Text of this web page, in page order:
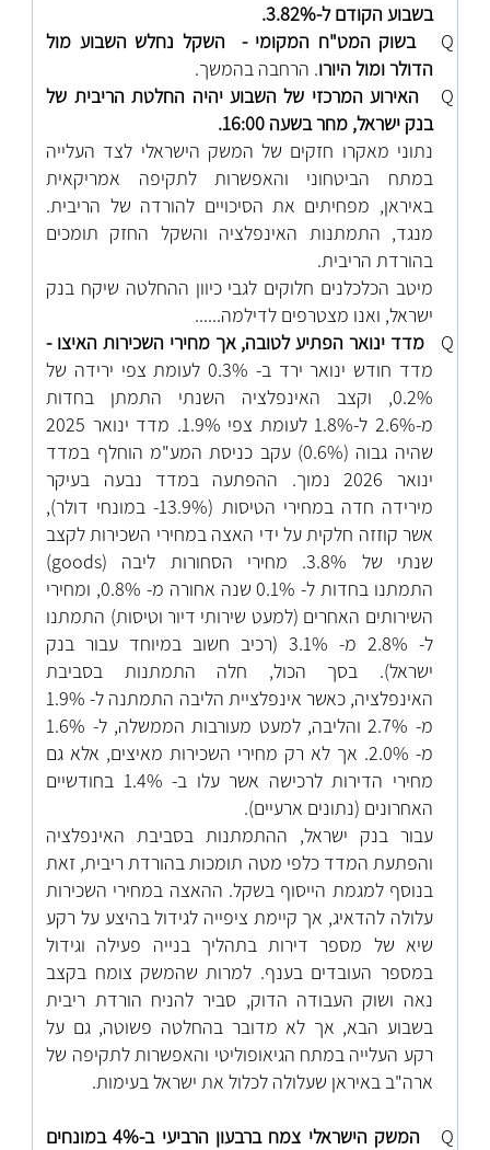
בשבוע הקודם ל-3.82%.
Q
בשוק המט"ח המקומי -
השקל נחלש השבוע מול
הדולר ומול היורו. הרחבה בהמשך.
Q
האירוע המרכזי של השבוע יהיה החלטת הריבית של
בנק ישראל, מחר בשעה 16:00.
נתוני מאקרו חזקים של המשק הישראלי לצד העלייה
במתח הביטחוני והאפשרות לתקיפה אמריקאית
באיראן, מפחיתים את הסיכויים להורדה של הריבית.
מנגד, התמתנות האינפלציה והשקל החזק תומכים
בהורדת הריבית.
מיטב הכלכלנים חלוקים לגבי כיוון ההחלטה שיקח בנק
ישראל, ואנו מצטרפים לדילמה......
Q
מדד ינואר הפתיע לטובה, אך מחירי השכירות האיצו -
מדד חודש ינואר ירד ב- 0.3% לעומת צפי ירידה של
0.2%, וקצב האינפלציה השנתי התמתן בחדות
מ-2.6% ל-1.8% לעומת צפי 1.9%. מדד ינואר 2025
שהיה גבוה (0.6%) עקב כניסת המע"מ הוחלף במדד
ינואר 2026 נמוך. ההפתעה במדד נבעה בעיקר
מירידה חדה במחירי הטיסות (13.9%- במונחי דולר),
אשר קוזזה חלקית על ידי האצה במחירי השכירות לקצב
שנתי של 3.8%. מחירי הסחורות ליבה (
goods)
התמתנו בחדות ל- 0.1% שנה אחורה מ- 0.8%, ומחירי
השירותים האחרים (למעט שירותי דיור וטיסות) התמתנו
ל- 2.8% מ- 3.1% (רכיב חשוב במיוחד עבור בנק
ישראל). בסך הכול, חלה התמתנות בסביבת
האינפלציה, כאשר אינפלציית הליבה התמתנה ל- 1.9%
מ- 2.7% והליבה, למעט מעורבות הממשלה, ל- 1.6%
מ- 2.0%. אך לא רק מחירי השכירות מאיצים, אלא גם
מחירי הדירות לרכישה אשר עלו ב- 1.4% בחודשיים
האחרונים (נתונים ארעיים).
עבור בנק ישראל, ההתמתנות בסביבת האינפלציה
והפתעת המדד כלפי מטה תומכות בהורדת ריבית, זאת
בנוסף למגמת הייסוף בשקל. ההאצה במחירי השכירות
עלולה להדאיג, אך קיימת ציפייה לגידול בהיצע על רקע
שיא של מספר דירות בתהליך בנייה פעילה וגידול
במספר העובדים בענף. למרות שהמשק צומח בקצב
נאה ושוק העבודה הדוק, סביר להניח הורדת ריבית
בשבוע הבא, אך לא מדובר בהחלטה פשוטה, גם על
רקע העלייה במתח הגיאופוליטי והאפשרות לתקיפה של
ארה"ב באיראן שעלולה לכלול את ישראל בעימות.
Q
המשק הישראלי צמח ברבעון הרביעי ב-4% במונחים